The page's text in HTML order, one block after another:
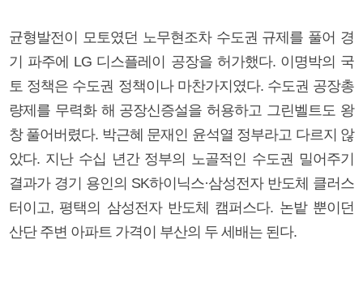
균형발전이 모토였던 노무현조차 수도권 규제를 풀어 경
기 파주에 LG 디스플레이 공장을 허가했다. 이명박의 국
토 정책은 수도권 정책이나 마찬가지였다. 수도권 공장총
량제를 무력화 해 공장신증설을 허용하고 그린벨트도 왕
창 풀어버렸다. 박근혜 문재인 윤석열 정부라고 다르지 않
았다. 지난 수십 년간 정부의 노골적인 수도권 밀어주기
결과가 경기 용인의 SK하이닉스·삼성전자 반도체 클러스
터이고, 평택의 삼성전자 반도체 캠퍼스다. 논밭 뿐이던
산단 주변 아파트 가격이 부산의 두 세배는 된다.